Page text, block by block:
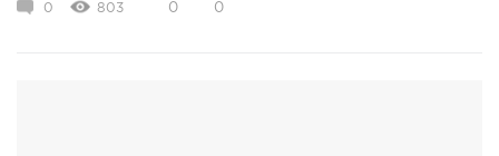
0 803 0 0